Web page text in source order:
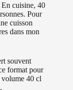
cuisine, 40
Pour
cuisson
dans mon
souvent
format pour
volume 40 cl